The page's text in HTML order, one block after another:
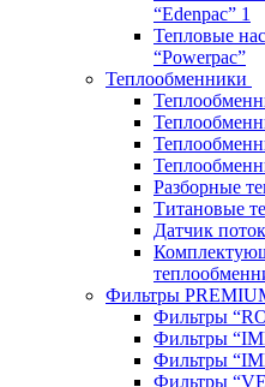
“Edenpac” 1
Тепловые
“Powerpac”
Теплообменники
Разборные
Титановые
Датчик
Фильтры
Фильтры
Фильтры
Фильтры
Фильтры